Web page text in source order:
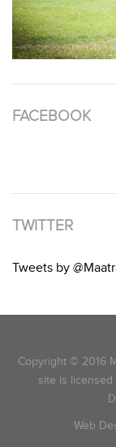
FACEBOOK
TWITTER
Tweets by
Copyright © 2016
site is
Web